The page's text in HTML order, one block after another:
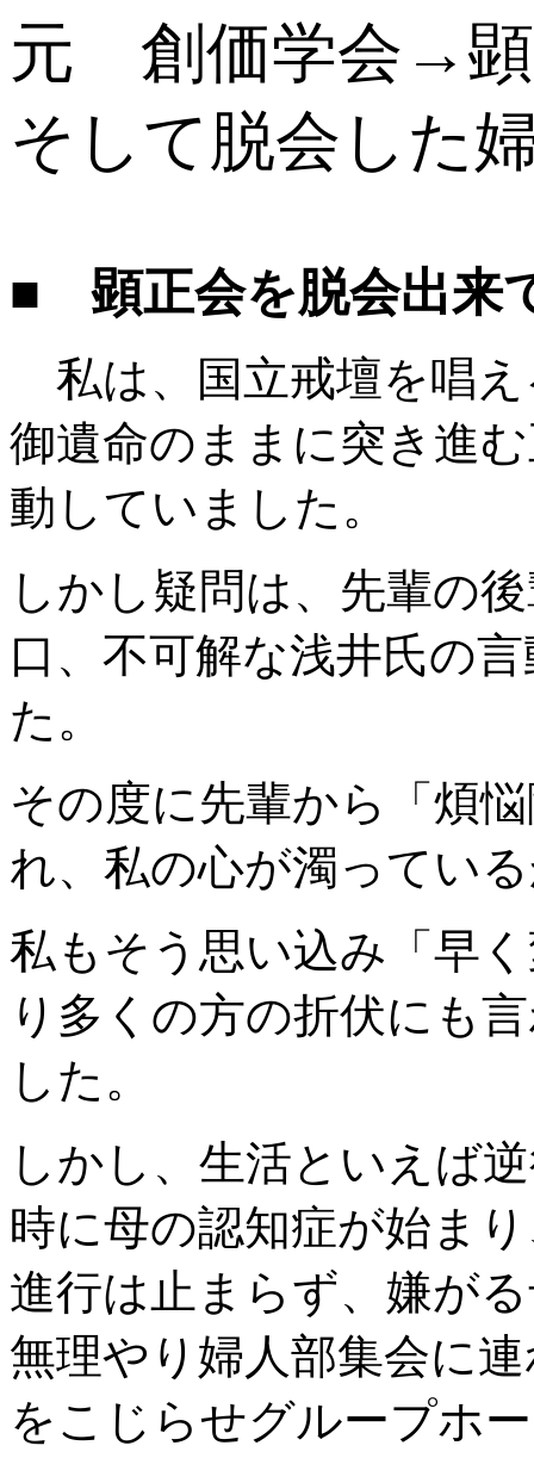
元 創価学会→
そして脱会した
■ 顕正会を脱会出来
私は、国立戒壇を唱
御遺命のままに突き進
動していました。
しかし疑問は、先輩の
口、不可解な浅井氏の
た。
その度に先輩から「煩
れ、私の心が濁ってい
私もそう思い込み「早
り多くの方の折伏にも
した。
しかし、生活といえば
時に母の認知症が始ま
進行は止まらず、嫌が
無理やり婦人部集会に
をこじらせグループホ